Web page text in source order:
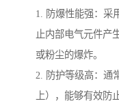
1. 防爆性能强：采
止内部电气元件产
或粉尘的爆炸。
2. 防护等级高：通
上），能够有效防